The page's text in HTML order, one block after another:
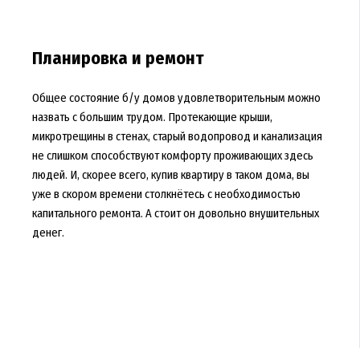
Планировка и ремонт
Общее состояние б/у домов удовлетворительным можно
назвать с большим трудом. Протекающие крыши,
микротрещины в стенах, старый водопровод и канализация
не слишком способствуют комфорту проживающих здесь
людей. И, скорее всего, купив квартиру в таком дома, вы
уже в скором времени столкнётесь с необходимостью
капитального ремонта. А стоит он довольно внушительных
денег.